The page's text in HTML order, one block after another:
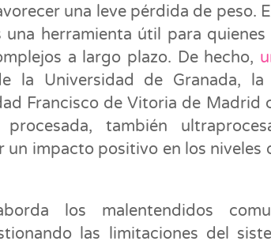
una leve pérdida de peso.
una herramienta útil para
a largo plazo. De hecho,
la Universidad de Granada, la
Francisco de Vitoria de Madrid
también
un impacto positivo en los niveles
los malentendidos
las limitaciones del